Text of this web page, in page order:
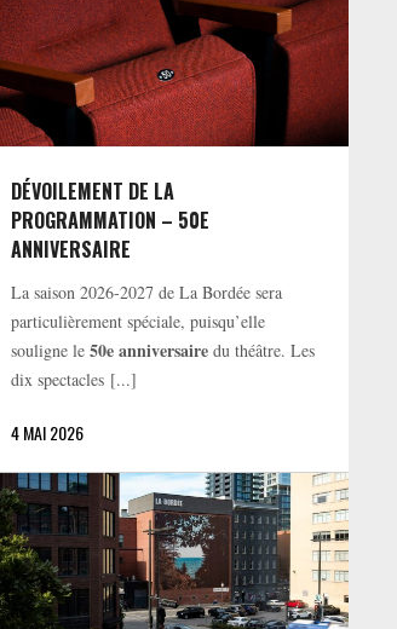
DÉVOILEMENT DE LA
PROGRAMMATION – 50E
ANNIVERSAIRE
La saison 2026-2027 de La Bordée sera
particulièrement spéciale, puisqu’elle
souligne le50e anniversaire du théâtre. Les
dix spectacles [...]
4 MAI 2026